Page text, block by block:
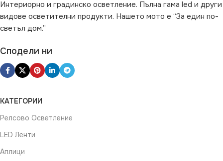
Интериорно и градинско осветление. Пълна гама led и други
видове осветителни продукти. Нашето мото е “За един по-
светъл дом.”
Сподели ни
КАТЕГОРИИ
Релсово Осветление
LED Ленти
Аплици